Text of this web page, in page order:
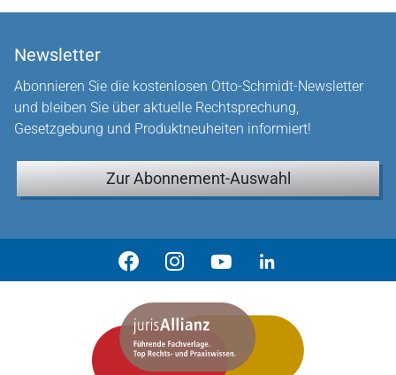
Newsletter
Abonnieren Sie die kostenlosen Otto-Schmidt-Newsletter
und bleiben Sie über aktuelle Rechtsprechung,
Gesetzgebung und Produktneuheiten informiert!
Zur Abonnement-Auswahl